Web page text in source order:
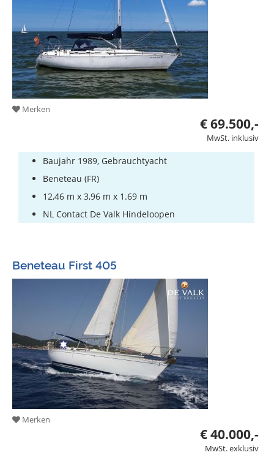
Merken
€ 69.500,-
MwSt. inklusiv
Baujahr 1989, Gebrauchtyacht
Beneteau (FR)
12,46 m x 3,96 m x 1.69 m
NL Contact De Valk Hindeloopen
Beneteau First 405
Merken
€ 40.000,-
MwSt. exklusiv